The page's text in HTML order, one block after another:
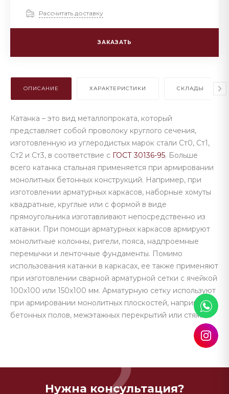
Рассчитать доставку
ЗАКАЗАТЬ
ОПИСАНИЕ ХАРАКТЕРИСТИКИ СКЛАДЫ
Катанка – это вид металлопроката, который
представляет собой проволоку круглого сечения,
изготовленную из углеродистых марок стали Ст0, Ст1,
Ст2 и Ст3, в соответствие с ГОСТ 30136-95. Больше
всего катанка стальная применяется при армировании
монолитных бетонных конструкций. Например, при
изготовлении арматурных каркасов, наборные хомуты
квадратные, круглые или с формой в виде
прямоугольника изготавливают непосредственно из
катанки. При помощи арматурных каркасов армируют
монолитные колонны, ригели, пояса, надпроемные
перемычки и ленточные фундаменты. Помимо
использования катанки в каркасах, ее также применяют
при изготовлении сварной арматурной сетки с ячейкой
100х100 или 150х100 мм. Арматурную сетку используют
при армировании монолитных плоскостей, например,
бетонных полов, межэтажных перекрытий или стяжки.
Нужна консультация?